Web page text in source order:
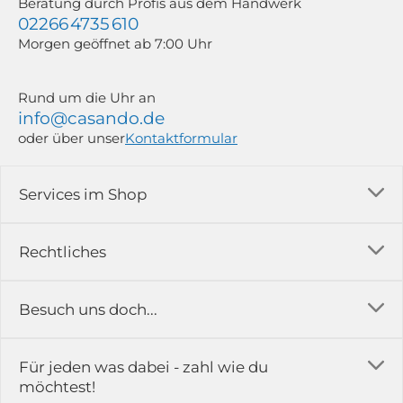
Rechtliches
Impressum
Rückgabe & Reklamation
Services im Shop
Versandkosten
Erfahrungsberichte & Bewertungen
Kontakt
Besuch uns doch...
in der Ausstellung...
02266 4735 610
Morgen geöffnet ab 7:00 Uhr
Rund um die Uhr an
info@casando.de
oder über unserKontaktformular
Für jeden was dabei - zahl wie du
möchtest!